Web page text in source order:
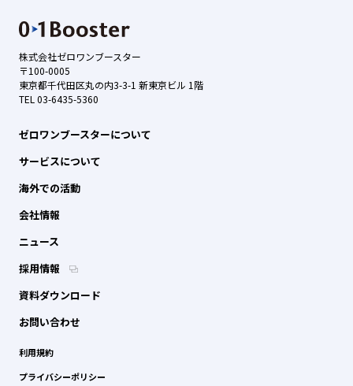
株式会社ゼロワンブースター
〒100-0005
東京都千代田区丸の内3-3-1 新東京ビル 1階
TEL 03-6435-5360
ゼロワンブースターについて
サービスについて
海外での活動
会社情報
ニュース
採用情報
資料ダウンロード
お問い合わせ
利用規約
プライバシーポリシー